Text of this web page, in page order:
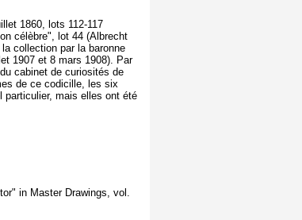
1860, lots 112-117
célèbre", lot 44 (Albrecht
collection par la baronne
1907 et 8 mars 1908). Par
cabinet de curiosités de
de ce codicille, les six
particulier, mais elles ont été
in Master Drawings, vol.